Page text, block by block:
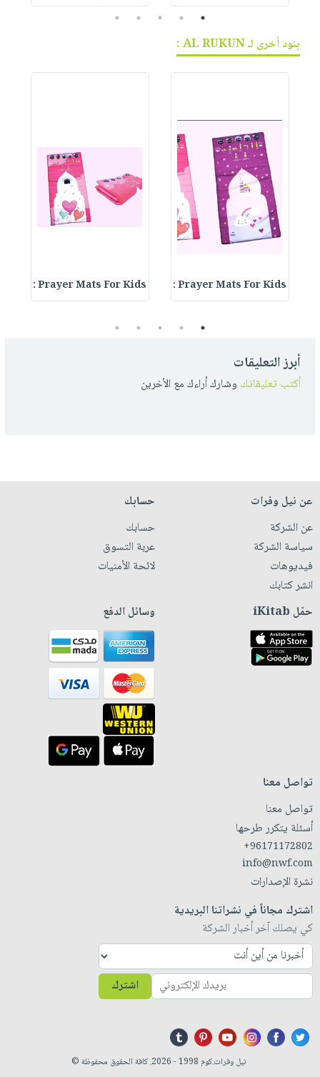
1
2
3
4
5
بنود أخرى لـ AL RUKUN :
Prayer Mats For Kids :
Prayer Mats For Kids :
1
2
3
4
5
أبرز التعليقات
أكتب تعليقاتك وشارك أراءك مع الأخرين
عن نيل وفرات
عن الشركة
سياسة الشركة
فيديوهات
انشر كتابك
حسابك
حسابك
عربة التسوق
لائحة الأمنيات
حمّل iKitab وسائل الدفع
تواصل معنا
تواصل معنا
أسئلة يتكرر طرحها
+96171172802
info@nwf.com
نشرة الإصدارات
اشترك مجاناً في نشراتنا البريدية
كي يصلك آخر أخبار الشركة
اشترك
نيل وفرات.كوم 1998 - 2026. كافة الحقوق محفوظة ©